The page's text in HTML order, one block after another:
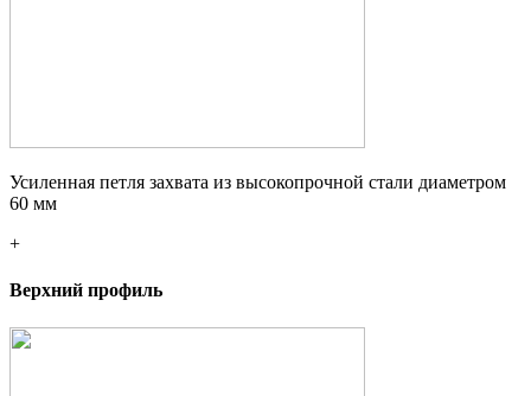
Усиленная петля захвата из высокопрочной стали диаметром
60 мм
+
Верхний профиль